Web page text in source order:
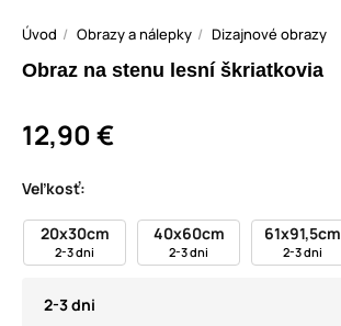
Úvod Obrazy a nálepky Dizajnové obrazy
Obraz na stenu lesní škriatkovia
12,90 €
Veľkosť:
20x30cm
2-3 dni
40x60cm
2-3 dni
61x91,5cm
2-3 dni
2-3 dni